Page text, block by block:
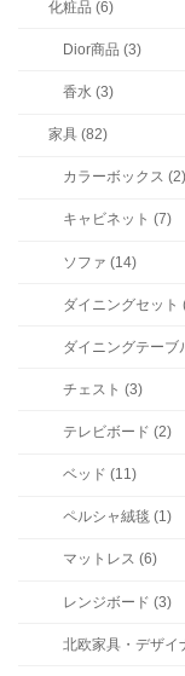
化粧品 (6)
Dior商品 (3)
香水 (3)
家具 (82)
カラーボックス (2)
キャビネット (7)
ソファ (14)
ダイニングセット
ダイニングテーブ
チェスト (3)
テレビボード (2)
ベッド (11)
ペルシャ絨毯 (1)
マットレス (6)
レンジボード (3)
北欧家具・デザイ